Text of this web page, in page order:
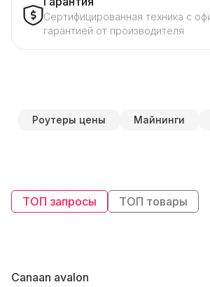
Сертифицированная техника с
гарантией от производителя
Роутеры цены Майнинги
ТОП запросы ТОП товары
Canaan avalon